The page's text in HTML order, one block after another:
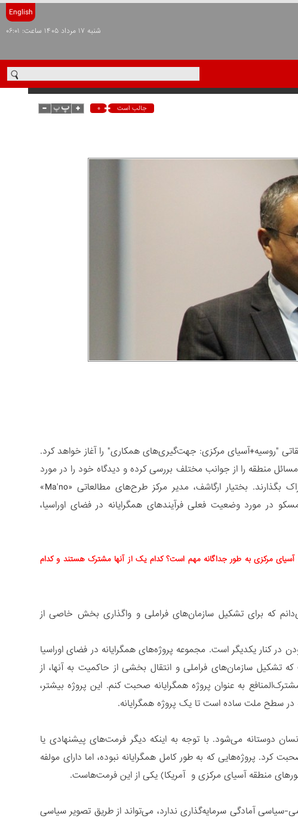
English
شنبه ۱۷ مرداد ۱۴۰۵ ساعت: ۰۶:۰۱
جالب است ۰
"روسیه+آسیای مرکزی: جهت‌گیری‌های همکاری" را آغاز خواهد کرد.
منطقه را از جوانب مختلف بررسی کرده و دیدگاه خود را در مورد
همکاری در حوزه امنیت، توسعه اقتصادی و روابط انسان دوستانه به اشتراک بگذارند. بختیار ارگاشف، مدیر مرکز طرح‌های مطالعاتی «Ma'no»
در مورد وضعیت فعلی فرآیندهای همگرایانه در فضای اوراسیا،
مرکزی به طور جداگانه مهم است؟ کدام یک از آنها مشترک هستند و کدام
که برای تشکیل سازمان‌های فراملی و واگذاری بخش خاصی از
کنار یکدیگر است. مجموعه پروژه‌های همگرایانه در فضای اوراسیا
تشکیل سازمان‌های فراملی و انتقال بخشی از حاکمیت به آنها، از
به عنوان پروژه همگرایانه صحبت کنم. این پروژه بیشتر،
سطح ملت ساده است تا یک پروژه همگرایانه.
دوستانه می‌شود. با توجه به اینکه دیگر فرمت‌های پیشنهادی یا
کرد. پروژه‌هایی که به طور کامل همگرایانه نبوده، اما دارای مولفه
آمادگی سرمایه‌گذاری ندارد، می‌تواند از طریق تصویر سیاسی